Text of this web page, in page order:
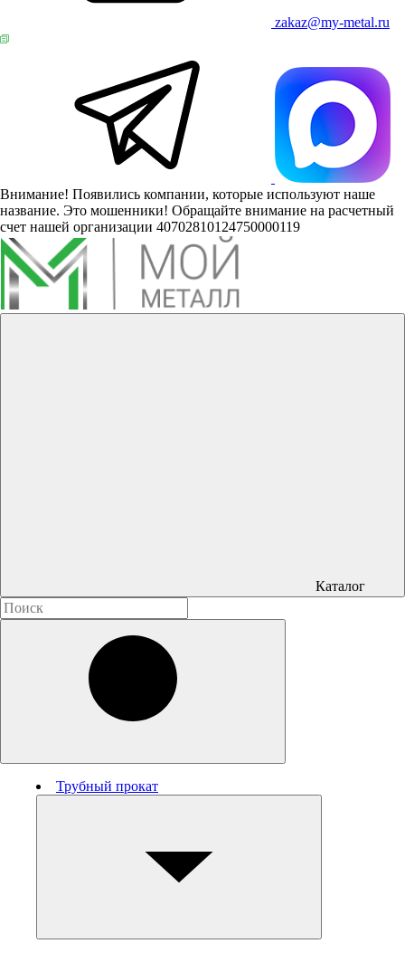
zakaz@my-metal.ru
Внимание! Появились компании, которые используют наше
название. Это мошенники! Обращайте внимание на расчетный
счет нашей организации 40702810124750000119
Каталог
Трубный прокат